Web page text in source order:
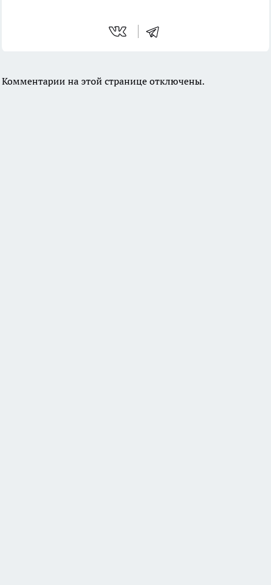
Комментарии на этой странице отключены.